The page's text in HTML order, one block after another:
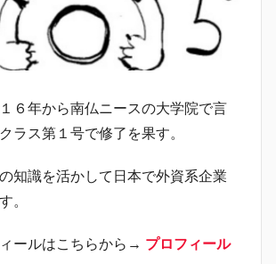
６年から南仏ニースの大学院で言
ラス第１号で修了を果す。
知識を活かして日本で外資系企業
。
ールはこちらから→ プロフィール